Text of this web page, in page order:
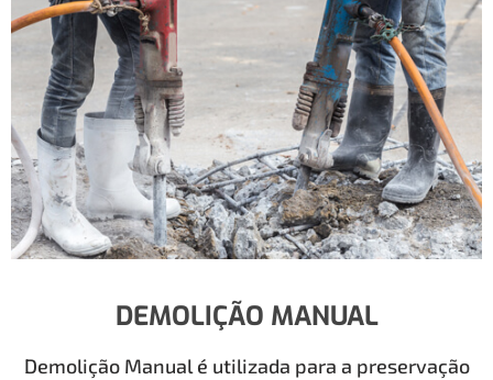
DEMOLIÇÃO MANUAL
Demolição Manual é utilizada para a preservação